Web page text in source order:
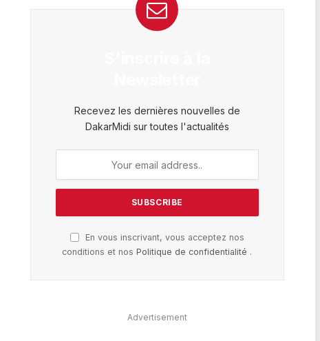
Recevez les dernières nouvelles de
DakarMidi sur toutes l'actualités
En vous inscrivant, vous acceptez nos
conditions et nosPolitique de confidentialité .
Advertisement